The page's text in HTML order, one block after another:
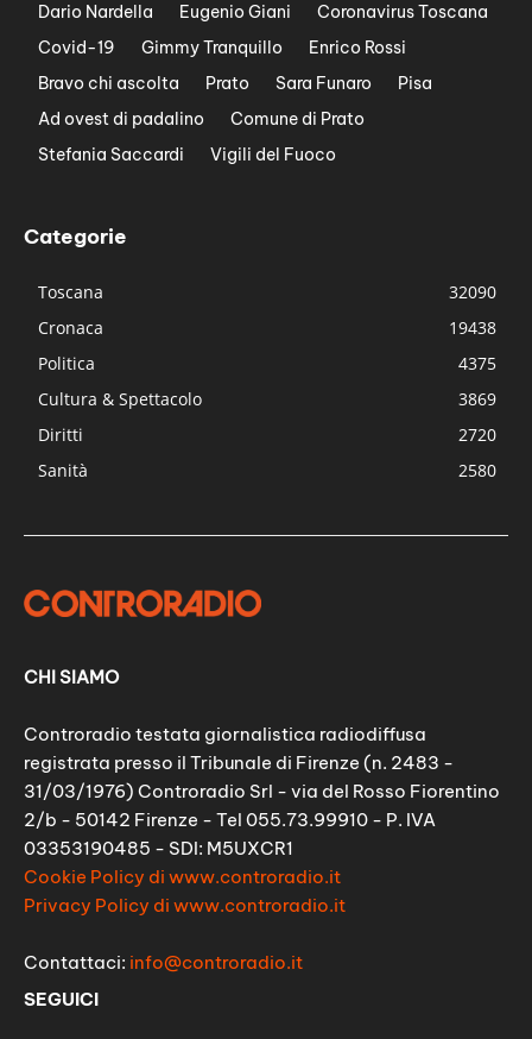
Dario Nardella
Eugenio Giani
Coronavirus Toscana
Covid-19
Gimmy Tranquillo
Enrico Rossi
Bravo chi ascolta
Prato Sara Funaro
Pisa
Ad ovest di padalino
Comune di Prato
Stefania Saccardi
Vigili del Fuoco
Categorie
Toscana
32090
Cronaca
19438
Politica
4375
Cultura & Spettacolo
3869
Diritti
2720
Sanità
2580
CHI SIAMO
Controradio testata giornalistica radiodiffusa
registrata presso il Tribunale di Firenze (n. 2483 -
31/03/1976) Controradio Srl - via del Rosso Fiorentino
2/b - 50142 Firenze - Tel 055.73.99910 - P. IVA
03353190485 - SDI: M5UXCR1
Cookie Policy di www.controradio.it
Privacy Policy di www.controradio.it
Contattaci: info@controradio.it
SEGUICI